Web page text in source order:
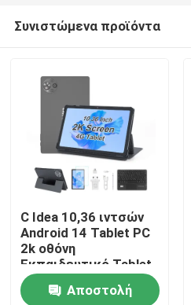
Αρχική Σελίδα
Προϊόντα
Συνιστώμενα προϊόντα
C Idea 10,36 ιντσών
Android 14 Tablet PC
2k οθόνη
Εκπαιδευτικό Tablet
για τους μαθητές
R1036 Αποστολή